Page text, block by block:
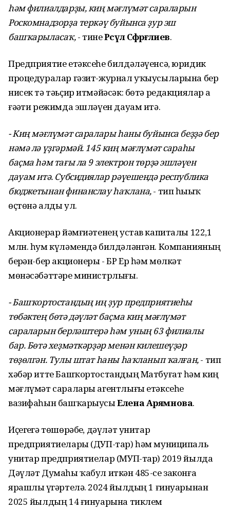
һәм филиалдарҙы, киң мәғлүмәт сараларын
Роскомнадзорҙа теркәү буйынса ҙур эш
башҡарыласаҡ,- тинеРәсүл Сәфәрғәлиев.
Предприятие етәксеһе билдәләүенсә, юридик
процедуралар гәзит-журнал уҡыусыларына бер
нисек тә тәьҫир итмәйәсәк: бөтә редакциялар ҙа
ғәҙәти режимда эшләүен дауам итә.
- Киң мәғлүмәт саралары һаны буйынса беҙҙә бер
нәмә лә үҙгәрмәй. 145 киң мәғлүмәт сараһы
баҫма һәм тағы ла 9 электрон төрҙә эшләүен
дауам итә. Субсидиялар рәүешендә республика
бюджетынан финанслау һаҡлана,- тип һыҙыҡ
өҫтөнә алды ул.
Акционерҙар йәмғиәтенең устав капиталы 122,1
млн. һум күләмендә билдәләнгән. Компанияның
берҙән-бер акционеры - БР Ер һәм мөлкәт
мөнәсәбәттәре министрлығы.
- Башҡортостандың иң ҙур предприятиеһы
төбәктең бөтә дәүләт баҫма киң мәғлүмәт
сараларын берләштерә һәм уның 63 филиалы
бар. Бөтә хеҙмәткәрҙәр менән килешеүҙәр
төҙөлгән. Тулы штат һаны һаҡланып ҡалған,- тип
хәбәр итте Башҡортостандың Матбуғат һәм киң
мәғлүмәт саралары агентлығы етәксеһе
вазифаһын башҡарыусыЕлена Арямнова.
Иҫегеҙгә төшөрәбеҙ, дәүләт унитар
предприятиелары (ДУП-тар) һәм муниципаль
унитар предприятиелар (МУП-тар) 2019 йылда
Дәүләт Думаһы ҡабул иткән 485-се законға
ярашлы үҙгәртелә. 2024 йылдың 1 ғинуарынан
2025 йылдың 14 ғинуарына тиклем